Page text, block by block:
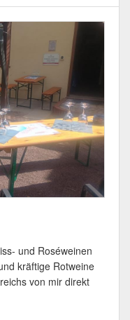
und Roséweinen
kräftige Rotweine
von mir direkt